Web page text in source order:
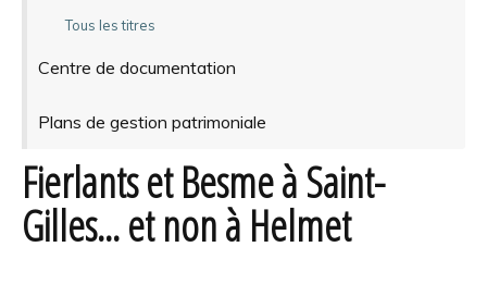
Tous les titres
Centre de documentation
Plans de gestion patrimoniale
Fierlants et Besme à Saint-
Gilles... et non à Helmet